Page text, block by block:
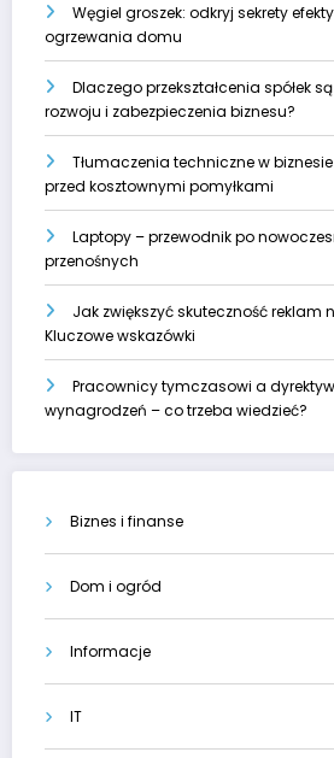
Węgiel groszek: odkryj sekrety
ogrzewania domu
Dlaczego przekształcenia spółek
rozwoju i zabezpieczenia biznesu?
Tłumaczenia techniczne w
przed kosztownymi pomyłkami
Laptopy – przewodnik po
przenośnych
Jak zwiększyć skuteczność reklam
Kluczowe wskazówki
Pracownicy tymczasowi a
wynagrodzeń – co trzeba wiedzieć?
Biznes i finanse
Dom i ogród
Informacje
IT